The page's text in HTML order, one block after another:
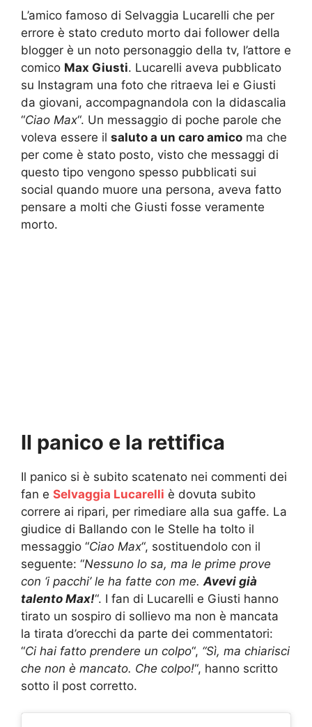
L’amico famoso di Selvaggia Lucarelli che per
errore è stato creduto morto dai follower della
blogger è un noto personaggio della tv, l’attore e
comico Max Giusti. Lucarelli aveva pubblicato
su Instagram una foto che ritraeva lei e Giusti
da giovani, accompagnandola con la didascalia
“Ciao Max“. Un messaggio di poche parole che
voleva essere il saluto a un caro amico ma che
per come è stato posto, visto che messaggi di
questo tipo vengono spesso pubblicati sui
social quando muore una persona, aveva fatto
pensare a molti che Giusti fosse veramente
morto.
Il panico e la rettifica
Il panico si è subito scatenato nei commenti dei
fan e Selvaggia Lucarelli è dovuta subito
correre ai ripari, per rimediare alla sua gaffe. La
giudice di Ballando con le Stelle ha tolto il
messaggio “Ciao Max“, sostituendolo con il
seguente: “Nessuno lo sa, ma le prime prove
con ‘i pacchi’ le ha fatte con me.Avevi già
talento Max!“. I fan di Lucarelli e Giusti hanno
tirato un sospiro di sollievo ma non è mancata
la tirata d’orecchi da parte dei commentatori:
“Ci hai fatto prendere un colpo“, “Sì, ma chiarisci
che non è mancato. Che colpo!“, hanno scritto
sotto il post corretto.